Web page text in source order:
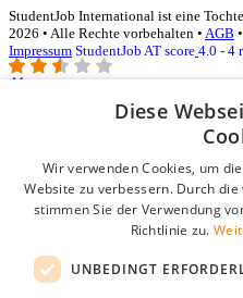
StudentJob International ist eine
2026 • Alle Rechte vorbehalten • AGB •
Impressum StudentJob AT score 4.0 - 4
Login für Unternehmen
E-Mail*
Passwort
Angemeldet bleiben
Passwort vergessen?
Diese
Wir verwenden Cookies, um
Website zu verbessern. Durch
stimmen Sie der Verwendung
Richtlinie zu.
UNBEDINGT